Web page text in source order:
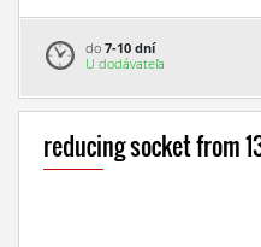
do 7-10 dní
U dodávateľa
reducing socket from